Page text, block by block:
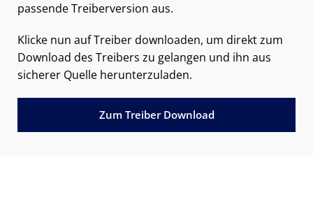
passende Treiberversion aus.
Klicke nun auf Treiber downloaden, um direkt zum
Download des Treibers zu gelangen und ihn aus
sicherer Quelle herunterzuladen.
Zum Treiber Download